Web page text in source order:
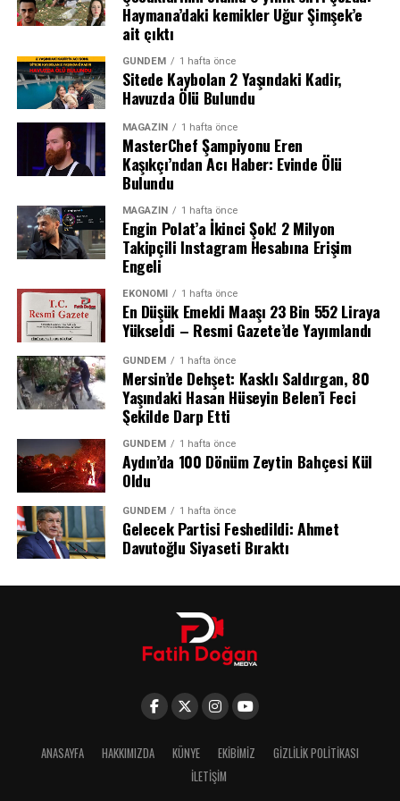
Semih Kılıçsoy’dan Altın Değerinde Gol
Maçın kırılma anı 80. dakikada geldi. Olaitan’ın pasıyla
ceza sahası sağ kanadında topla buluşan Ndidi’nin
ortasında savunmadan seken meşin yuvarlağı Semih
Kılıçsoy kafayla boş ağlara gönderdi. 76. dakikada oyuna
giren genç yıldız, takımına galibiyeti getiren isim oldu.
Beşiktaş bu sonuçla birlikte bu sezon oynadığı üçüncü
resmi maçından da galibiyetle ayrılmayı başardı ve
kalesini gole kapattı.
Salah, üzerindeki 10 numaralı bordo-mavili forma ile
taraftarın sevgi gösterilerine yanıt verirken, birlikte 3’lü
çektirerek anı ölümsüzleştirdi. Kulüp Başkanı Ertuğrul
Doğan ile birlikte taraftarın karşısına çıkan Mısırlı
yıldız, 2 yıllık sözleşmeye imza attı.
Muhammed Salah’tan Duygu Dolu Mesaj:
Haymana’daki kemikler Uğur Şimşek’e
ait çıktı
GÜNDEM 1 hafta önce
Sitede Kaybolan 2 Yaşındaki Kadir,
Havuzda Ölü Bulundu
MAGAZIN 1 hafta önce
MasterChef Şampiyonu Eren
Kaşıkçı’ndan Acı Haber: Evinde Ölü
Bulundu
MAGAZIN 1 hafta önce
Engin Polat’a İkinci Şok! 2 Milyon
Takipçili Instagram Hesabına Erişim
Engeli
EKONOMI 1 hafta önce
En Düşük Emekli Maaşı 23 Bin 552 Liraya
Yükseldi – Resmi Gazete’de Yayımlandı
GÜNDEM 1 hafta önce
Mersin’de Dehşet: Kasklı Saldırgan, 80
Yaşındaki Hasan Hüseyin Belen’i Feci
Şekilde Darp Etti
GÜNDEM 1 hafta önce
Aydın’da 100 Dönüm Zeytin Bahçesi Kül
Oldu
GÜNDEM 1 hafta önce
Gelecek Partisi Feshedildi: Ahmet
Davutoğlu Siyaseti Bıraktı
ANASAYFA HAKKIMIZDA KÜNYE EKIBIMIZ
GIZLILIK POLITIKASI
İLETIŞIM